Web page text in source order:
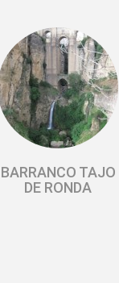
BARRANCO TAJO
DE RONDA